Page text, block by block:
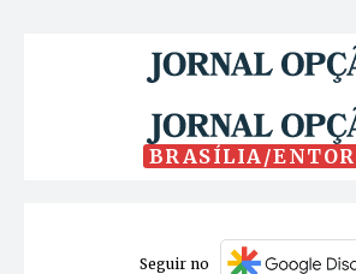
BRASÍLIA/
Seguir no